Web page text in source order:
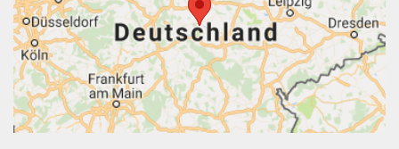
Route berechnen